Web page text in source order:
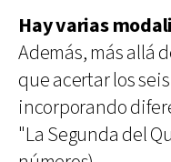
Hay varias
Además, más allá
que acertar los
incorporando
"La Segunda del